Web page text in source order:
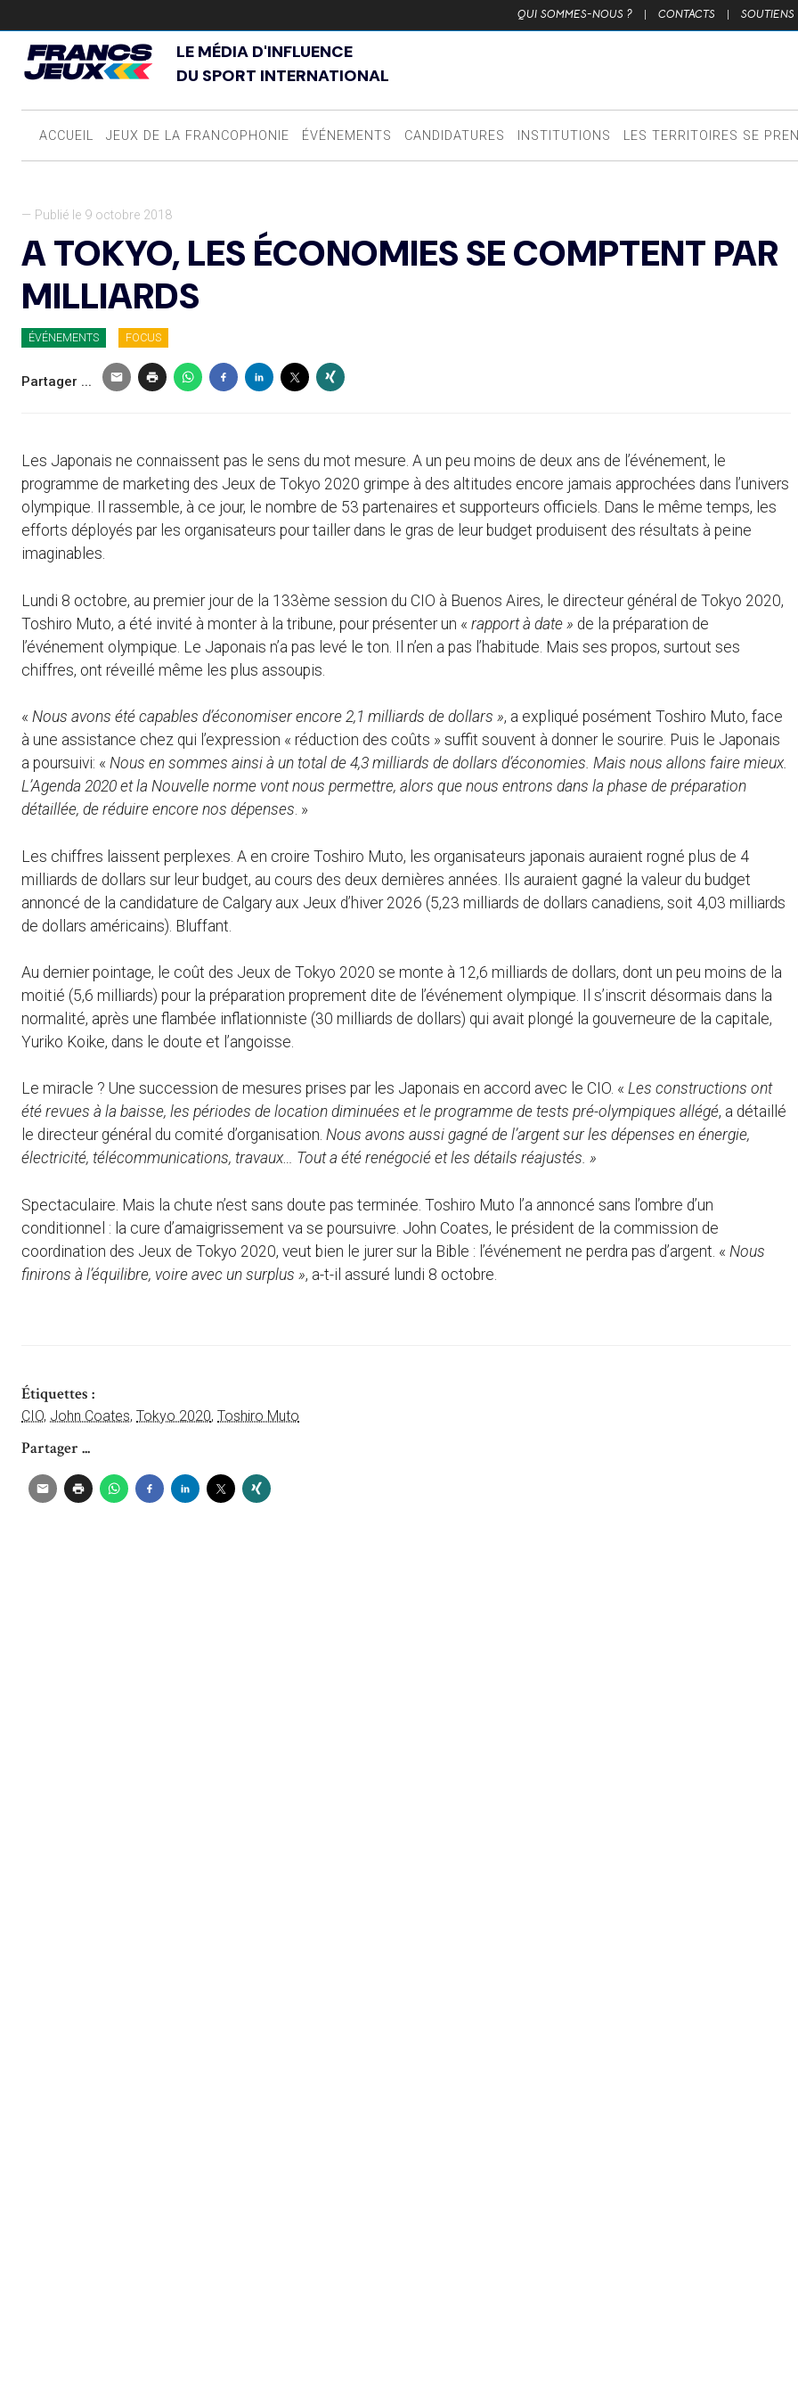
QUI SOMMES-NOUS ? | CONTACTS | SOUTIENS
LE MÉDIA D'INFLUENCE
DU SPORT INTERNATIONAL
ACCUEIL JEUX DE LA FRANCOPHONIE ÉVÉNEMENTS CANDIDATURES INSTITUTIONS LES TERRITOIRES SE
— Publié le 9 octobre 2018
A TOKYO, LES ÉCONOMIES SE COMPTENT PAR
MILLIARDS
ÉVÉNEMENTS FOCUS
Partager ...
Les Japonais ne connaissent pas le sens du mot mesure. A un peu moins de deux ans de l’événement, le
programme de marketing des Jeux de Tokyo 2020 grimpe à des altitudes encore jamais approchées dans l’univers
olympique. Il rassemble, à ce jour, le nombre de 53 partenaires et supporteurs officiels. Dans le même temps, les
efforts déployés par les organisateurs pour tailler dans le gras de leur budget produisent des résultats à peine
imaginables.
Lundi 8 octobre, au premier jour de la 133ème session du CIO à Buenos Aires, le directeur général de Tokyo 2020,
Toshiro Muto, a été invité à monter à la tribune, pour présenter un « rapport à date » de la préparation de
l’événement olympique. Le Japonais n’a pas levé le ton. Il n’en a pas l’habitude. Mais ses propos, surtout ses
chiffres, ont réveillé même les plus assoupis.
« Nous avons été capables d’économiser encore 2,1 milliards de dollars », a expliqué posément Toshiro Muto, face
à une assistance chez qui l’expression « réduction des coûts » suffit souvent à donner le sourire. Puis le Japonais
a poursuivi: « Nous en sommes ainsi à un total de 4,3 milliards de dollars d’économies. Mais nous allons faire mieux.
L’Agenda 2020 et la Nouvelle norme vont nous permettre, alors que nous entrons dans la phase de préparation
détaillée, de réduire encore nos dépenses. »
Les chiffres laissent perplexes. A en croire Toshiro Muto, les organisateurs japonais auraient rogné plus de 4
milliards de dollars sur leur budget, au cours des deux dernières années. Ils auraient gagné la valeur du budget
annoncé de la candidature de Calgary aux Jeux d’hiver 2026 (5,23 milliards de dollars canadiens, soit 4,03 milliards
de dollars américains). Bluffant.
Au dernier pointage, le coût des Jeux de Tokyo 2020 se monte à 12,6 milliards de dollars, dont un peu moins de la
moitié (5,6 milliards) pour la préparation proprement dite de l’événement olympique. Il s’inscrit désormais dans la
normalité, après une flambée inflationniste (30 milliards de dollars) qui avait plongé la gouverneure de la capitale,
Yuriko Koike, dans le doute et l’angoisse.
Le miracle ? Une succession de mesures prises par les Japonais en accord avec le CIO. « Les constructions ont
été revues à la baisse, les périodes de location diminuées et le programme de tests pré-olympiques allégé, a détaillé
le directeur général du comité d’organisation. Nous avons aussi gagné de l’argent sur les dépenses en énergie,
électricité, télécommunications, travaux… Tout a été renégocié et les détails réajustés. »
Spectaculaire. Mais la chute n’est sans doute pas terminée. Toshiro Muto l’a annoncé sans l’ombre d’un
conditionnel : la cure d’amaigrissement va se poursuivre. John Coates, le président de la commission de
coordination des Jeux de Tokyo 2020, veut bien le jurer sur la Bible : l’événement ne perdra pas d’argent. « Nous
finirons à l’équilibre, voire avec un surplus », a-t-il assuré lundi 8 octobre.
Étiquettes :
CIO, John Coates, Tokyo 2020, Toshiro Muto
Partager ...